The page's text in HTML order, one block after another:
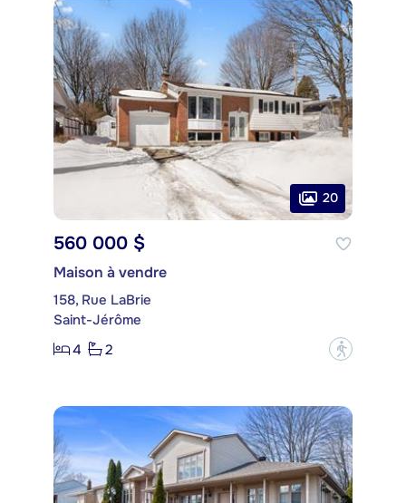
20
560 000 $
Maison à vendre
158, Rue LaBrie
Saint-Jérôme
4
2 ?